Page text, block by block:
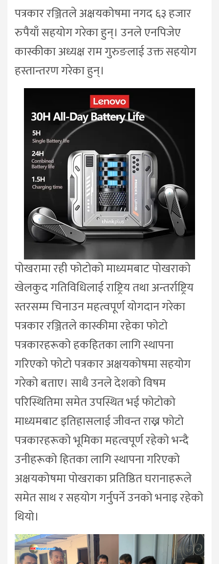
पत्रकार रञ्जितले अक्षयकोषमा नगद ६३ हजार
रुपैयाँ सहयोग गरेका हुन्। उनले एनपिजेए
कास्कीका अध्यक्ष राम गुरुङलाई उक्त सहयोग
हस्तान्तरण गरेका हुन्।
पोखरामा रही फोटोको माध्यमबाट पोखराको
खेलकुद गतिविधिलाई राष्ट्रिय तथा अन्तर्राष्ट्रिय
स्तरसम्म चिनाउन महत्वपूर्ण योगदान गरेका
पत्रकार रञ्जितले कास्कीमा रहेका फोटो
पत्रकारहरूको हकहितका लागि स्थापना
गरिएको फोटो पत्रकार अक्षयकोषमा सहयोग
गरेको बताए। साथै उनले देशको विषम
परिस्थितिमा समेत उपस्थित भई फोटोको
माध्यमबाट इतिहासलाई जीवन्त राख्न फोटो
पत्रकारहरूको भूमिका महत्वपूर्ण रहेको भन्दै
उनीहरूको हितका लागि स्थापना गरिएको
अक्षयकोषमा पोखराका प्रतिष्ठित घरानाहरूले
समेत साथ र सहयोग गर्नुपर्ने उनको भनाइ रहेको
थियो।